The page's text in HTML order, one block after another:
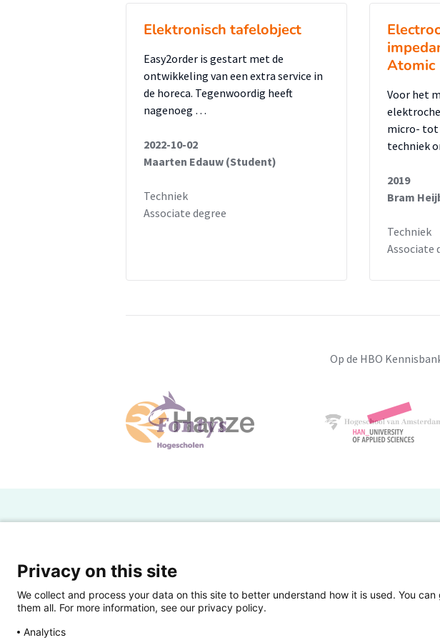
Elektronisch tafelobject
Easy2order is gestart met de
ontwikkeling van een extra service in
de horeca. Tegenwoordig heeft
nagenoeg …
2022-10-02
Maarten Edauw (Student)
Techniek
Associate degree
Atomic
Voor het
micro- tot
techniek
2019
Bram
Techniek
Associate
Op de HBO
Powered by SURF
Eigen onderzoek
Privacy on this site
We collect and process your data on this site to better understand how it is used. You
them all. For more information, see our privacy policy.
Analytics